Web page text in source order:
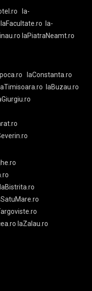
la-
laFacultate.ro
la-
laPiatraNeamt.ro
laConstanta.ro
laTimisoara.ro
laBuzau.ro
laBistrita.ro
laZalau.ro